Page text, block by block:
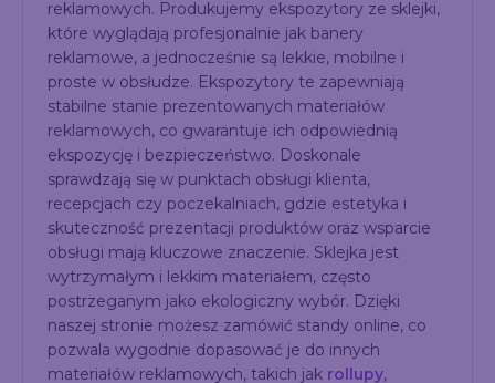
reklamowych. Produkujemy ekspozytory ze sklejki,
które wyglądają profesjonalnie jak banery
reklamowe, a jednocześnie są lekkie, mobilne i
proste w obsłudze. Ekspozytory te zapewniają
stabilne stanie prezentowanych materiałów
reklamowych, co gwarantuje ich odpowiednią
ekspozycję i bezpieczeństwo. Doskonale
sprawdzają się w punktach obsługi klienta,
recepcjach czy poczekalniach, gdzie estetyka i
skuteczność prezentacji produktów oraz wsparcie
obsługi mają kluczowe znaczenie. Sklejka jest
wytrzymałym i lekkim materiałem, często
postrzeganym jako ekologiczny wybór. Dzięki
naszej stronie możesz zamówić standy online, co
pozwala wygodnie dopasować je do innych
materiałów reklamowych, takich jak rollupy,